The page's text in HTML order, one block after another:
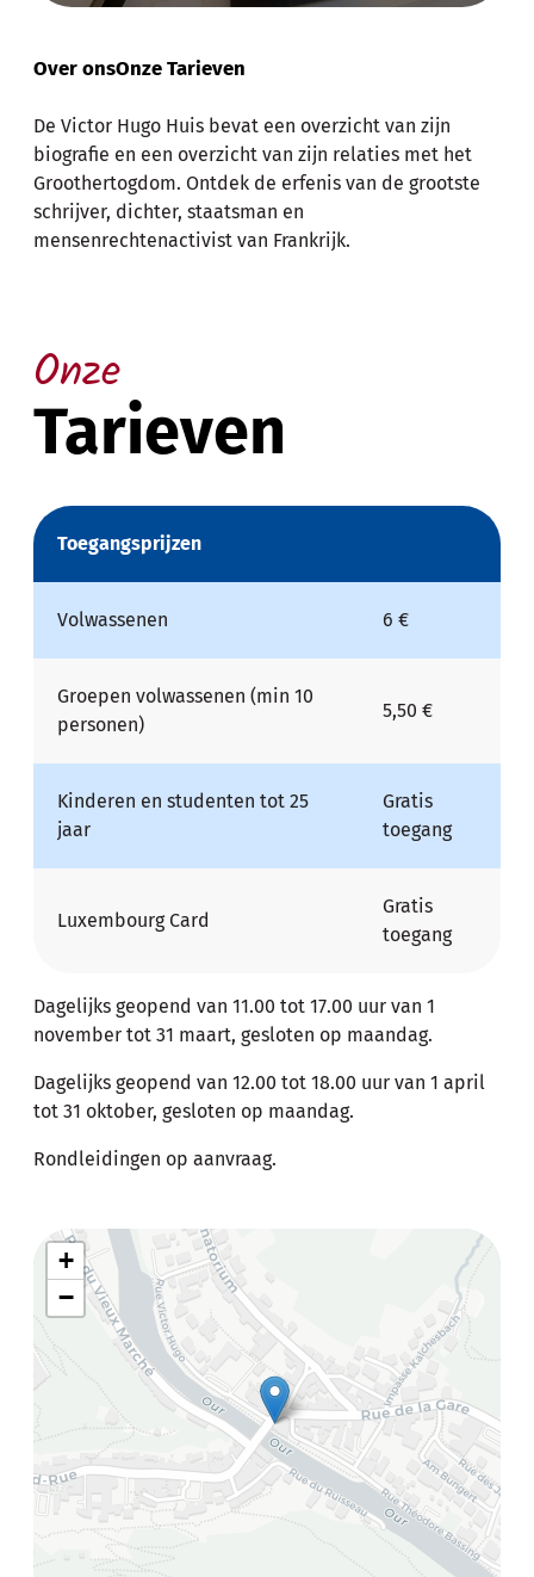
Over onsOnze Tarieven
De Victor Hugo Huis bevat een overzicht van zijn
biografie en een overzicht van zijn relaties met het
Groothertogdom. Ontdek de erfenis van de grootste
schrijver, dichter, staatsman en
mensenrechtenactivist van Frankrijk.
Onze
Tarieven
Toegangsprijzen
Volwassenen 6 €
Groepen volwassenen (min 10
personen)
5,50 €
Kinderen en studenten tot 25
jaar
Gratis
toegang
Luxembourg Card
Gratis
toegang
Dagelijks geopend van 11.00 tot 17.00 uur van 1
november tot 31 maart, gesloten op maandag.
Dagelijks geopend van 12.00 tot 18.00 uur van 1 april
tot 31 oktober, gesloten op maandag.
Rondleidingen op aanvraag.
+
−